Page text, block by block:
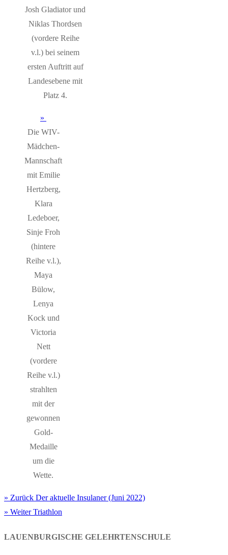
Josh Gladiator und
Niklas Thordsen
(vordere Reihe
v.l.) bei seinem
ersten Auftritt auf
Landesebene mit
Platz 4.
Die WIV-
Mädchen-
Mannschaft
mit Emilie
Hertzberg,
Klara
Ledeboer,
Sinje Froh
(hintere
Reihe v.l.),
Maya
Bülow,
Lenya
Kock und
Victoria
Nett
(vordere
Reihe v.l.)
strahlten
mit der
gewonnen
Gold-
Medaille
um die
Wette.
BEITRAGSNAVIGATION
Zurück Vorheriger
Beitrag:
Der aktuelle Insulaner (Juni 2022)
Weiter Nächster
Triathlon
LAUENBURGISCHE GELEHRTENSCHULE